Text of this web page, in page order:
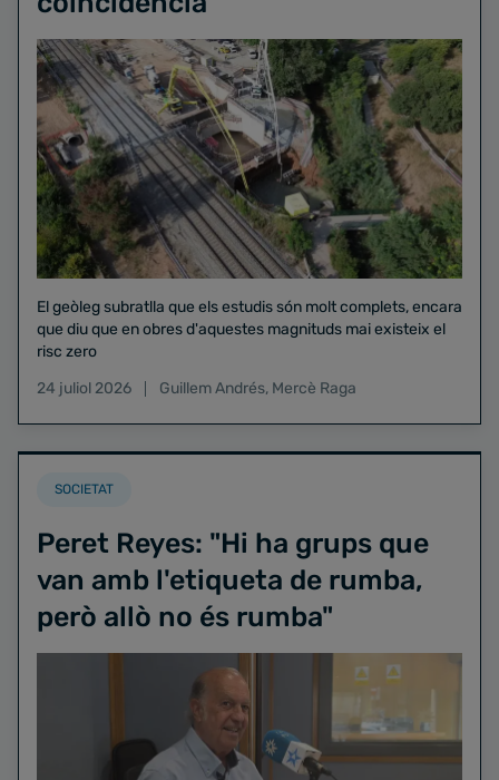
El geòleg subratlla que els estudis són molt complets, encara
que diu que en obres d'aquestes magnituds mai existeix el
risc zero
24 juliol 2026
Guillem Andrés, Mercè Raga
SOCIETAT
Peret Reyes: "Hi ha grups que
van amb l'etiqueta de rumba,
però allò no és rumba"